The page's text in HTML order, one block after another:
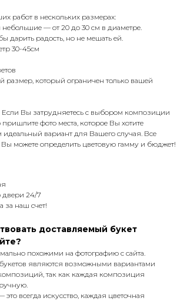
работ в нескольких размерах:
— от 20 до 30 см в диаметре.
дарить радость, но не мешать ей.
30-45см
размер, который ограничен только вашей
Если Вы затрудняетесь с выбором композиции
пришлите фото места, которое Вы хотите
вариант для Вашего случая. Все
можете определить цветовую гамму и бюджет!
24/7
за наш счет!
доставляемый букет
похожими на фотографию с сайта.
являются возможными вариантами
так как каждая композиция
всегда искусство, каждая цветочная